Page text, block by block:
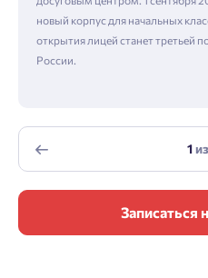
новый корпус для начальных
открытия лицей станет третьей
России.
1из
Записаться